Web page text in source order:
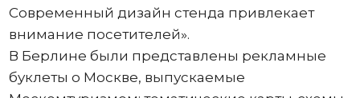
Современный дизайн стенда привлекает
внимание посетителей».
В Берлине были представлены рекламные
буклеты о Москве, выпускаемые